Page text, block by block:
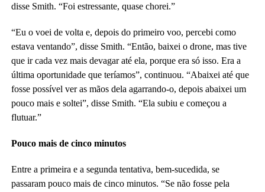
disse Smith. “Foi estressante, quase chorei.”
“Eu o voei de volta e, depois do primeiro voo, percebi como
estava ventando”, disse Smith. “Então, baixei o drone, mas tive
que ir cada vez mais devagar até ela, porque era só isso. Era a
última oportunidade que teríamos”, continuou. “Abaixei até que
fosse possível ver as mãos dela agarrando-o, depois abaixei um
pouco mais e soltei”, disse Smith. “Ela subiu e começou a
flutuar.”
Pouco mais de cinco minutos
Entre a primeira e a segunda tentativa, bem-sucedida, se
passaram pouco mais de cinco minutos. “Se não fosse pela